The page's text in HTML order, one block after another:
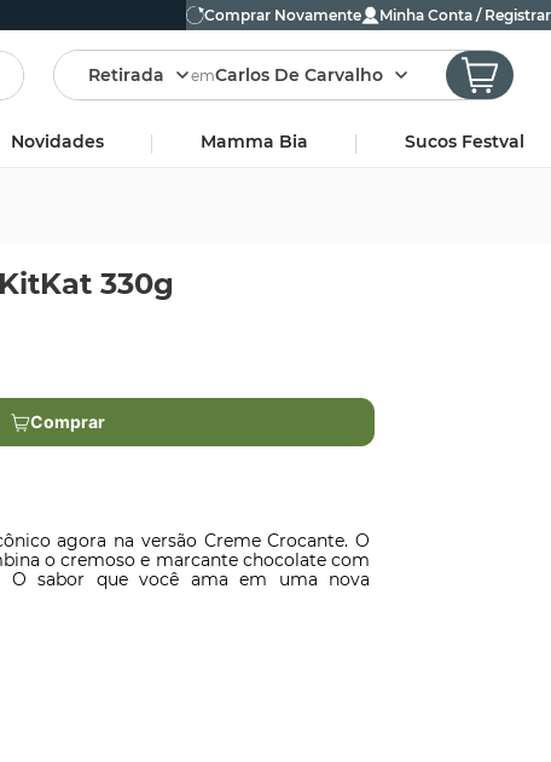
Comprar Novamente Minha Conta / Registrar
Retirada emCarlos De Carvalho
Novidades Mamma Bia Sucos Festval
330g
Comprar
agora na versão Creme Crocante. O
o cremoso e marcante chocolate com
O sabor que você ama em uma nova